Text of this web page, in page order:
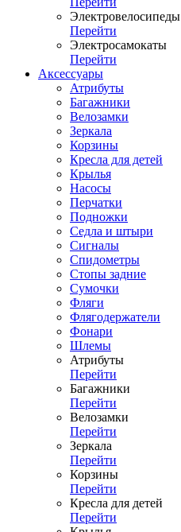
Электровелосипеды
Перейти
Электросамокаты
Перейти
Аксессуары
Атрибуты
Багажники
Велозамки
Зеркала
Корзины
Кресла для детей
Крылья
Насосы
Перчатки
Подножки
Седла и штыри
Сигналы
Спидометры
Стопы задние
Сумочки
Фляги
Флягодержатели
Фонари
Шлемы
Атрибуты
Перейти
Багажники
Перейти
Велозамки
Перейти
Зеркала
Перейти
Корзины
Перейти
Кресла для детей
Перейти